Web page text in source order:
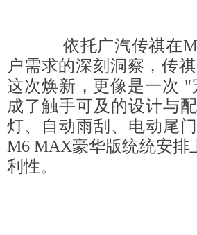
依托广汽传祺在
户需求的深刻洞察，传
这次焕新，更像是一次
成了触手可及的设计与
灯、自动雨刮、电动尾
M6 MAX豪华版统统安排
利性。